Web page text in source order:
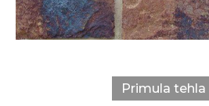
Primula tehla